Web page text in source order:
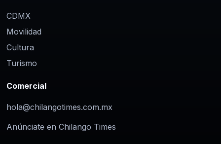
CDMX
Movilidad
Cultura
Turismo
Comercial
hola@chilangotimes.com.mx
Anúnciate en Chilango Times